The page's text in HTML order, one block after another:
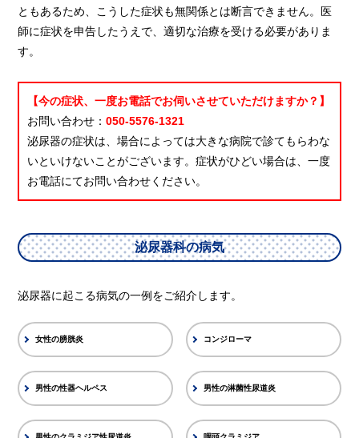
ともあるため、こうした症状も無関係とは断言できません。医
師に症状を申告したうえで、適切な治療を受ける必要がありま
す。
【今の症状、一度お電話でお伺いさせていただけますか？】
お問い合わせ：050-5576-1321
泌尿器の症状は、場合によっては大きな病院で診てもらわな
いといけないことがございます。症状がひどい場合は、一度
お電話にてお問い合わせください。
泌尿器科の病気
泌尿器に起こる病気の一例をご紹介します。
女性の膀胱炎 コンジローマ
男性の性器ヘルペス 男性の淋菌性尿道炎